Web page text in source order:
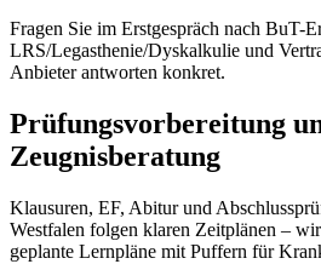
Fragen Sie im Erstgespräch nach BuT-
LRS/Legasthenie/Dyskalkulie und
Anbieter antworten konkret.
Prüfungsvorbereitung
Zeugnisberatung
Klausuren, EF, Abitur und
Westfalen folgen klaren Zeitplänen –
geplante Lernpläne mit Puffern für